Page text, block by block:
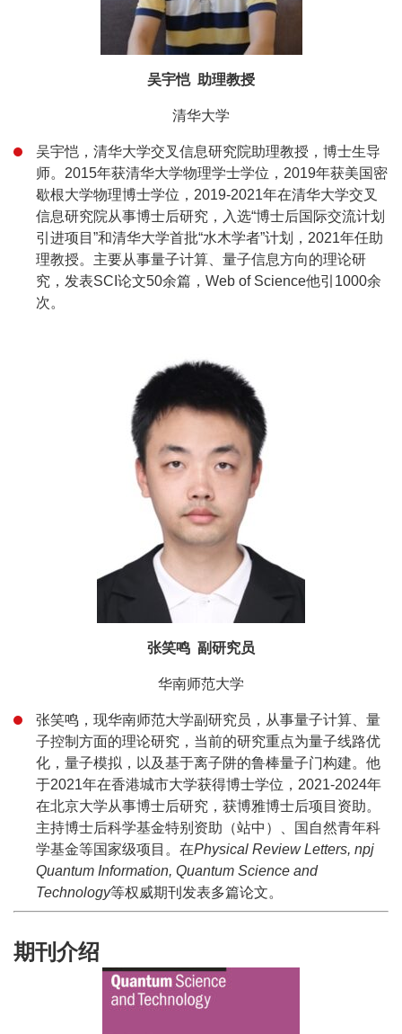
吴宇恺 助理教授
清华大学
吴宇恺，清华大学交叉信息研究院助理教授，博士生导
师。2015年获清华大学物理学士学位，2019年获美国密
歇根大学物理博士学位，2019-2021年在清华大学交叉
信息研究院从事博士后研究，入选“博士后国际交流计划
引进项目”和清华大学首批“水木学者”计划，2021年任助
理教授。主要从事量子计算、量子信息方向的理论研
究，发表SCI论文50余篇，Web of Science他引1000余
次。
张笑鸣 副研究员
华南师范大学
张笑鸣，现华南师范大学副研究员，从事量子计算、量
子控制方面的理论研究，当前的研究重点为量子线路优
化，量子模拟，以及基于离子阱的鲁棒量子门构建。他
于2021年在香港城市大学获得博士学位，2021-2024年
在北京大学从事博士后研究，获博雅博士后项目资助。
主持博士后科学基金特别资助（站中）、国自然青年科
学基金等国家级项目。在Physical Review Letters, npj
Quantum Information, Quantum Science and
Technology等权威期刊发表多篇论文。
期刊介绍